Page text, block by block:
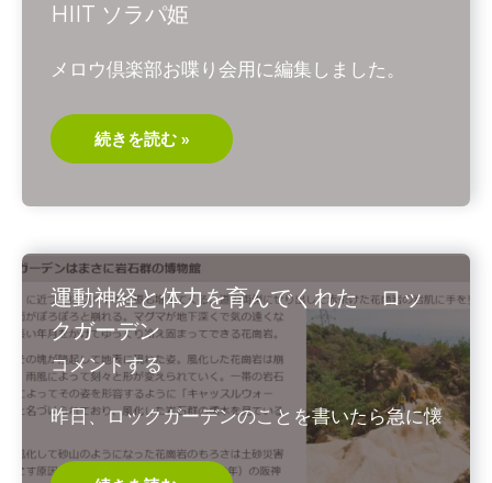
HIIT ソラパ姫
メロウ倶楽部お喋り会用に編集しました。
HIIT
ソ
ラ
姫
続きを読む »
運動神経と体力を育んでくれた ロッ
クガーデン
コメントする
昨日、ロックガーデンのことを書いたら急に懐